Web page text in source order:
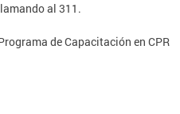
al 311.
de Capacitación en CPR